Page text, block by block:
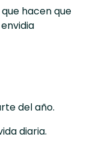
hacen que
del año.
diaria.